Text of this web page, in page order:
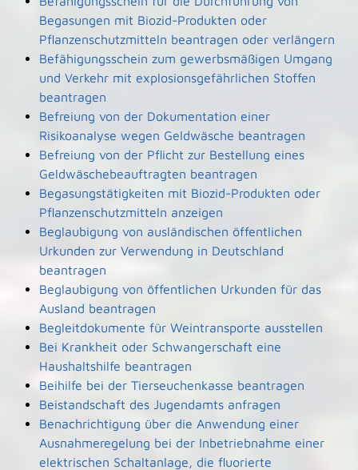
Begasungen mit Biozid-Produkten oder
Pflanzenschutzmitteln beantragen oder verlängern
Befähigungsschein zum gewerbsmäßigen Umgang
und Verkehr mit explosionsgefährlichen Stoffen
beantragen
Befreiung von der Dokumentation einer
Risikoanalyse wegen Geldwäsche beantragen
Befreiung von der Pflicht zur Bestellung eines
Geldwäschebeauftragten beantragen
Begasungstätigkeiten mit Biozid-Produkten oder
Pflanzenschutzmitteln anzeigen
Beglaubigung von ausländischen öffentlichen
Urkunden zur Verwendung in Deutschland
beantragen
Beglaubigung von öffentlichen Urkunden für das
Ausland beantragen
Begleitdokumente für Weintransporte ausstellen
Bei Krankheit oder Schwangerschaft eine
Haushaltshilfe beantragen
Beihilfe bei der Tierseuchenkasse beantragen
Beistandschaft des Jugendamts anfragen
Benachrichtigung über die Anwendung einer
Ausnahmeregelung bei der Inbetriebnahme einer
elektrischen Schaltanlage, die fluorierte